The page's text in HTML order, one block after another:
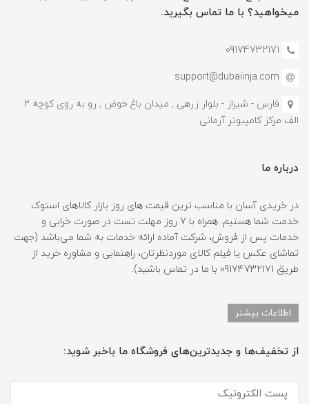
میخواهید؟ با ما تماس بگیرید.
09174732171
support@dubaiinja.com
فارس - شیراز - بلوار زرهی , میدان باغ حوض , رو به روی کوچه 2
الف مرکز کامپیوتر آرمانی
درباره ما
در خریدی آسان با مناسب ترین قیمت های روز بازار کالاهای استوک
خدمت شما هستیم. همراه با 7 روز مهلت تست در صورت خرابی و
خدمات پس از فروش، شرکت آماده ارائه خدمات به شما می‌باشد (جهت
تماشای عکس یا فیلم کالای موردنظرتان، راهنمایی و مشاوره خرید از
طریق 09174732171 با ما در تماس باشید).
اطلاعات بیشتر
از تخفیف‌ها و جدیدترین‌های فروشگاه ما باخبر شوید: